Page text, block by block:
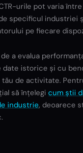
urile pot varia
specificul industriei
pe fiecare
a evalua
date istorice și cu
de activitate.
să înțelegicum știi
industrie, deoarece